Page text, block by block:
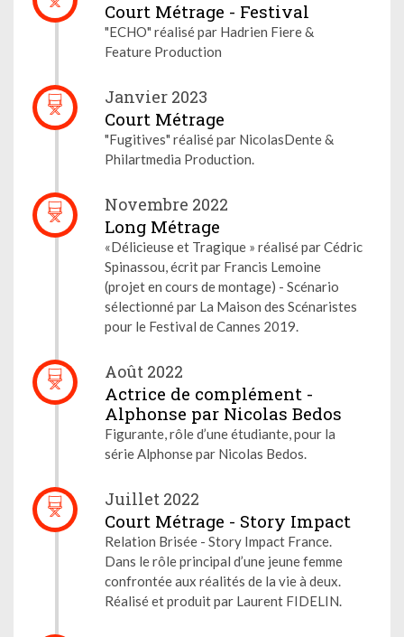
Court Métrage - Festival
"ECHO" réalisé par Hadrien Fiere &
Feature Production
Janvier 2023
Court Métrage
"Fugitives" réalisé par NicolasDente &
Philartmedia Production.
Novembre 2022
Long Métrage
«Délicieuse et Tragique » réalisé par Cédric
Spinassou, écrit par Francis Lemoine
(projet en cours de montage) - Scénario
sélectionné par La Maison des Scénaristes
pour le Festival de Cannes 2019.
Août 2022
Actrice de complément -
Alphonse par Nicolas Bedos
Figurante, rôle d’une étudiante, pour la
série Alphonse par Nicolas Bedos.
Juillet 2022
Court Métrage - Story Impact
Relation Brisée - Story Impact France.
Dans le rôle principal d’une jeune femme
confrontée aux réalités de la vie à deux.
Réalisé et produit par Laurent FIDELIN.